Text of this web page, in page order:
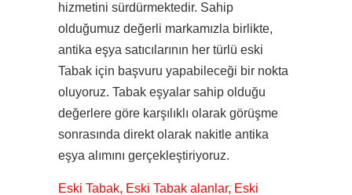
hizmetini sürdürmektedir. Sahip
olduğumuz değerli markamızla birlikte,
antika eşya satıcılarının her türlü eski
Tabak için başvuru yapabileceği bir nokta
oluyoruz. Tabak eşyalar sahip olduğu
değerlere göre karşılıklı olarak görüşme
sonrasında direkt olarak nakitle antika
eşya alımını gerçekleştiriyoruz.
Eski Tabak, Eski Tabak alanlar, Eski